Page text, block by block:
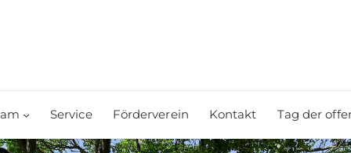
Service Förderverein Kontakt Tag der